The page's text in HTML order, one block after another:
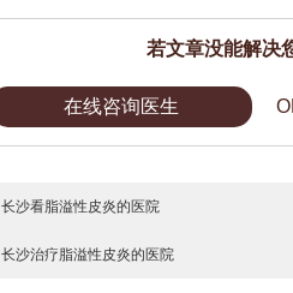
若文章没能解决
在线咨询医生
长沙看脂溢性皮炎的医院
长沙治疗脂溢性皮炎的医院